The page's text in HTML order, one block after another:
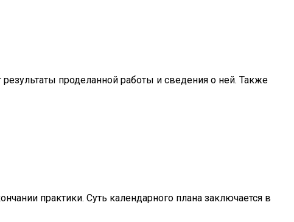
проделанной работы и сведения о ней. Также
практики. Суть календарного плана заключается в